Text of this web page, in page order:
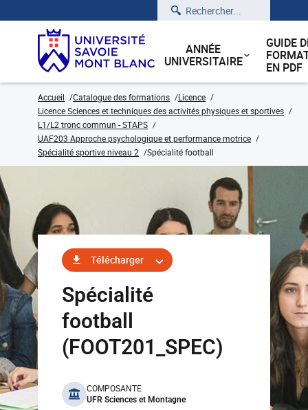
Rechercher
ANNÉE
UNIVERSITAIRE
GUIDE
EN PDF
Accueil Catalogue des formations
Licence
Licence Sciences et techniques des activités physiques et sportives
L1/L2 tronc commun - STAPS
UAF203 Approche psychologique et performance motrice
Spécialité sportive niveau 2
Spécialité football
Télécharger
Spécialité
football
(FOOT201_SPEC)
benefits
COMPOSANTE
UFR Sciences et Montagne